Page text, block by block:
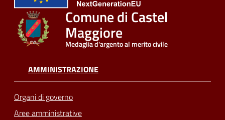
Comune di Castel
Maggiore
Medaglia d'argento al merito civile
AMMINISTRAZIONE
Organi di governo
Aree amministrative